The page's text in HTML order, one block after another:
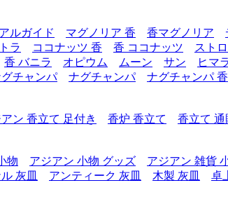
ルガイド マグノリア 香 香マグノリア
ラ ココナッツ 香 香 ココナッツ スト
香 バニラ オピウム ムーン サン ヒマ
チャンパ ナグチャンパ ナグチャンパ 香
ン 香立て 足付き 香炉 香立て 香立て 通
物 アジアン 小物 グッズ アジアン 雑貨
灰皿 アンティーク 灰皿 木製 灰皿 卓